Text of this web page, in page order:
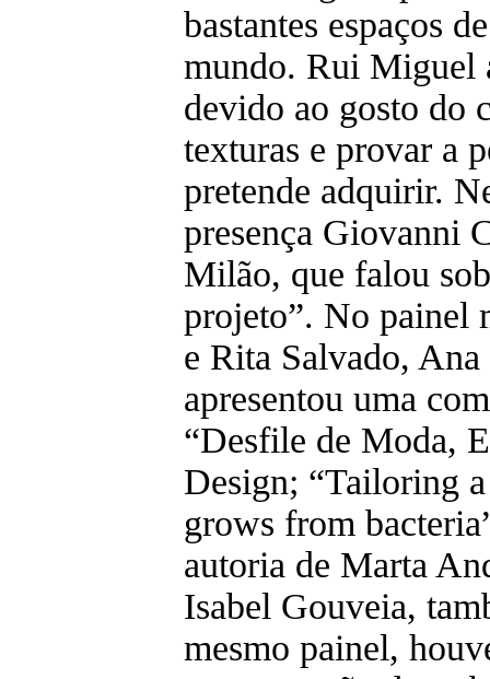
bastantes espaços
mundo. Rui Miguel
devido ao gosto do
texturas e provar a
pretende adquirir.
presença Giovanni
Milão, que falou
projeto”. No painel
e Rita Salvado,
apresentou uma
“Desfile de Moda,
Design; “Tailoring
grows from
autoria de Marta
Isabel Gouveia,
mesmo painel,